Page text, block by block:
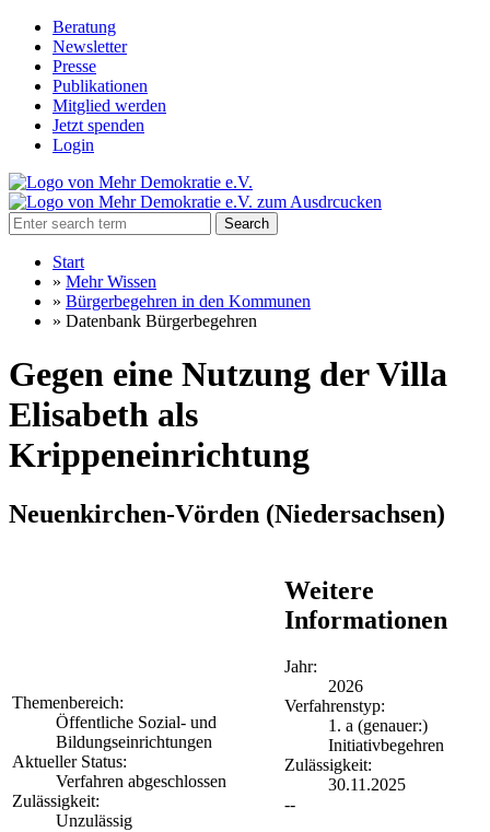
Beratung
Newsletter
Presse
Publikationen
Mitglied werden
Jetzt spenden
Login
Search
Start
» Mehr Wissen
» Bürgerbegehren in den Kommunen
» Datenbank Bürgerbegehren
Gegen eine Nutzung der Villa
Elisabeth als
Krippeneinrichtung
Neuenkirchen-Vörden (Niedersachsen)
Themenbereich:
Öffentliche Sozial- und
Bildungseinrichtungen
Aktueller Status:
Verfahren abgeschlossen
Zulässigkeit:
Unzulässig
Weitere
Informationen
Jahr:
2026
Verfahrenstyp:
1. a (genauer:)
Initiativbegehren
Zulässigkeit:
30.11.2025
--